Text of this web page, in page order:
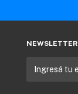
NEWSLETTER